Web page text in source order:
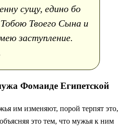
сущу, едино бо
Тобою Твоего Сына и
заступление.
Фомаиде Египетской
им изменяют, порой терпят это,
это тем, что мужья к ним